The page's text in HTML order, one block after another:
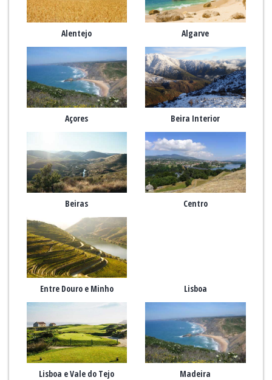
Alentejo Algarve
Açores Beira Interior
Beiras Centro
Entre Douro e Minho Lisboa
Lisboa e Vale do Tejo Madeira